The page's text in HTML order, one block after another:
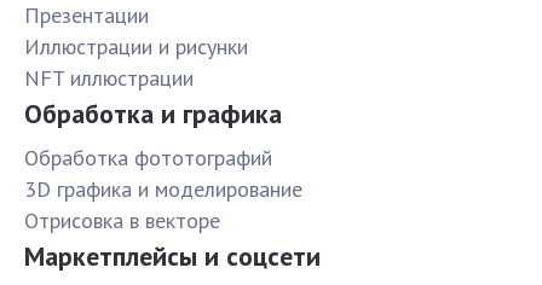
Презентации
Иллюстрации и рисунки
NFT иллюстрации
Обработка и графика
Обработка фототографий
3D графика и моделирование
Отрисовка в векторе
Маркетплейсы и соцсети